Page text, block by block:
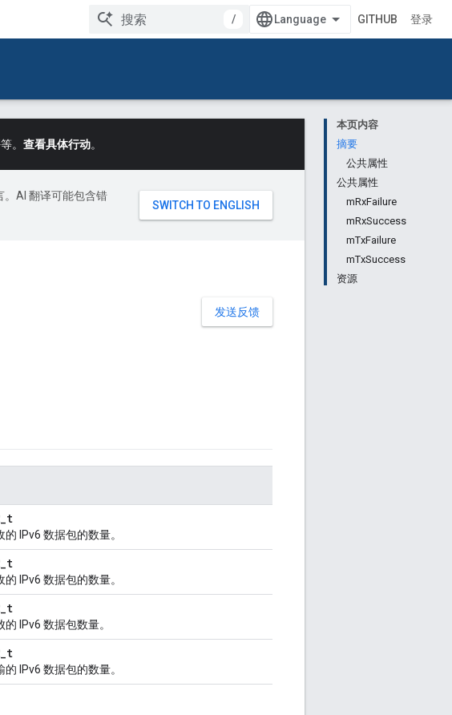
/ GITHUB 登录
本页内容
摘要
公共属性
公共属性
mRxFailure
mRxSuccess
mTxFailure
mTxSuccess
资源
。 查看具体行动。
。AI 翻译可能包含错
发送反馈
的 IPv6 数据包的数量。
的 IPv6 数据包的数量。
的 IPv6 数据包数量。
的 IPv6 数据包的数量。